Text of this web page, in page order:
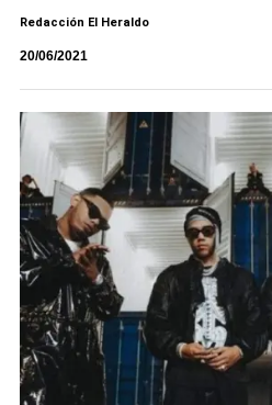
Redacción El Heraldo
20/06/2021